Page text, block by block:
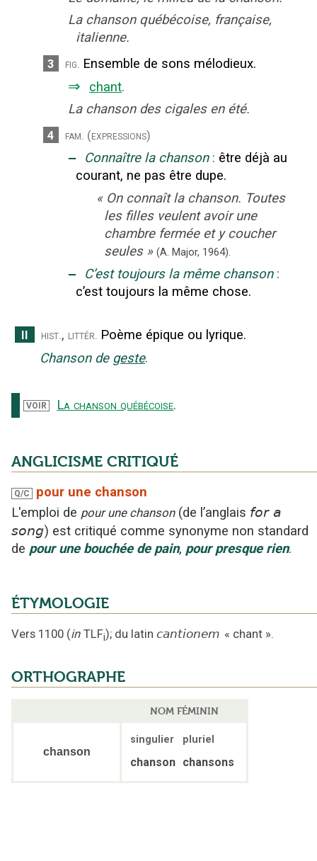
La chanson québécoise, française,
italienne.
3 fig. Ensemble de sons mélodieux.
⇒ chant.
La chanson des cigales en été.
4 fam. (expressions)
‒ Connaître la chanson : être déjà au
courant, ne pas être dupe.
« On connaît la chanson. Toutes
les filles veulent avoir une
chambre fermée et y coucher
seules » (A. Major, 1964).
‒ C’est toujours la même chanson :
c’est toujours la même chose.
II hist., littér. Poème épique ou lyrique.
Chanson de geste.
VOIR La chanson québécoise.
ANGLICISME CRITIQUÉ
Q/C
pour une chanson
L'emploi de pour une chanson (de l’anglais for a
song) est critiqué comme synonyme non standard
de pour une bouchée de pain, pour presque rien.
ÉTYMOLOGIE
Vers 1100 (in TLFi); du latin cantionem « chant ».
ORTHOGRAPHE
NOM FÉMININ
chanson
singulier pluriel
chanson chansons